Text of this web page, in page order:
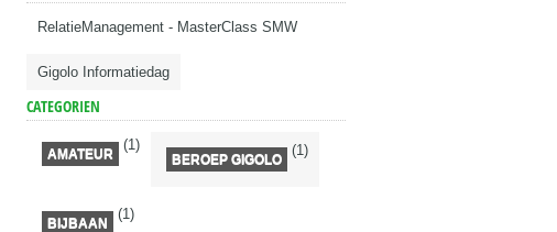
RelatieManagement - MasterClass SMW
Gigolo Informatiedag
CATEGORIEN
AMATEUR
(1)
BEROEP GIGOLO
(1)
BIJBAAN
(1)